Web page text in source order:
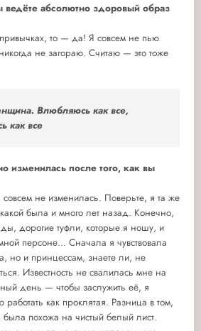
ведёте абсолютно здоровый образ
то — да! Я совсем не пью
не загораю. Считаю — это тоже
Влюбляюсь как все,
как все
изменилась после того, как вы
не изменилась. Поверьте, я та же
была и много лет назад. Конечно,
дорогие туфли, которые я ношу, и
персоне... Сначала я чувствовала
но и принцессам, знаете ли, не
Известность не свалилась мне на
день — чтобы заслужить её, я
как проклятая. Разница в том,
была похожа на чистый белый лист.